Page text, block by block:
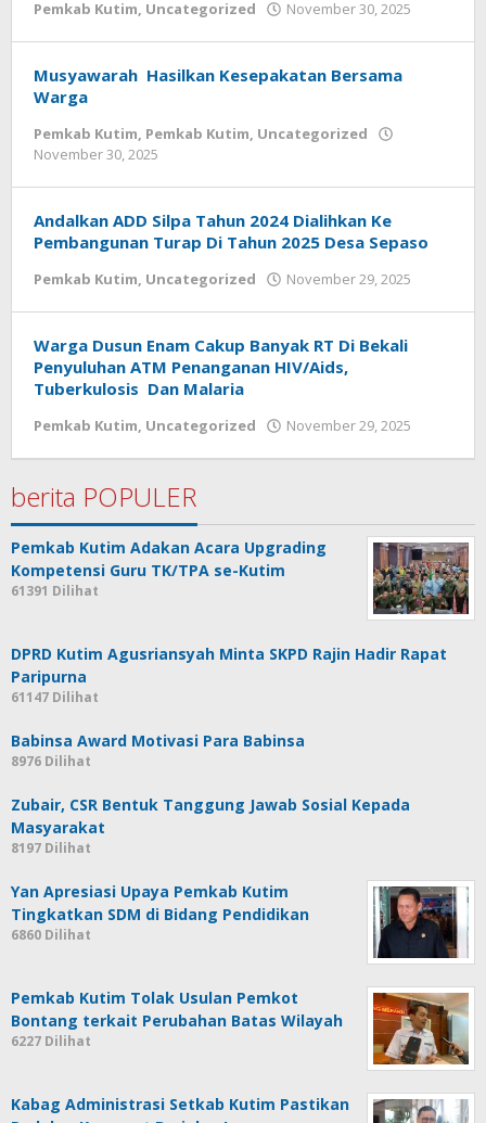
Pemkab Kutim, Uncategorized November 30, 2025
Musyawarah Hasilkan Kesepakatan Bersama
Warga
Pemkab Kutim, Pemkab Kutim, Uncategorized
November 30, 2025
Andalkan ADD Silpa Tahun 2024 Dialihkan Ke
Pembangunan Turap Di Tahun 2025 Desa Sepaso
Pemkab Kutim, Uncategorized November 29, 2025
Warga Dusun Enam Cakup Banyak RT Di Bekali
Penyuluhan ATM Penanganan HIV/Aids,
Tuberkulosis Dan Malaria
Pemkab Kutim, Uncategorized November 29, 2025
berita POPULER
Pemkab Kutim Adakan Acara Upgrading
Kompetensi Guru TK/TPA se-Kutim
61391 Dilihat
DPRD Kutim Agusriansyah Minta SKPD Rajin Hadir Rapat
Paripurna
61147 Dilihat
Babinsa Award Motivasi Para Babinsa
8976 Dilihat
Zubair, CSR Bentuk Tanggung Jawab Sosial Kepada
Masyarakat
8197 Dilihat
Yan Apresiasi Upaya Pemkab Kutim
Tingkatkan SDM di Bidang Pendidikan
6860 Dilihat
Pemkab Kutim Tolak Usulan Pemkot
Bontang terkait Perubahan Batas Wilayah
6227 Dilihat
Kabag Administrasi Setkab Kutim Pastikan